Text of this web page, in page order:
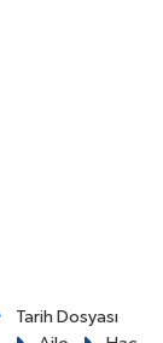
Tarih Dosyası